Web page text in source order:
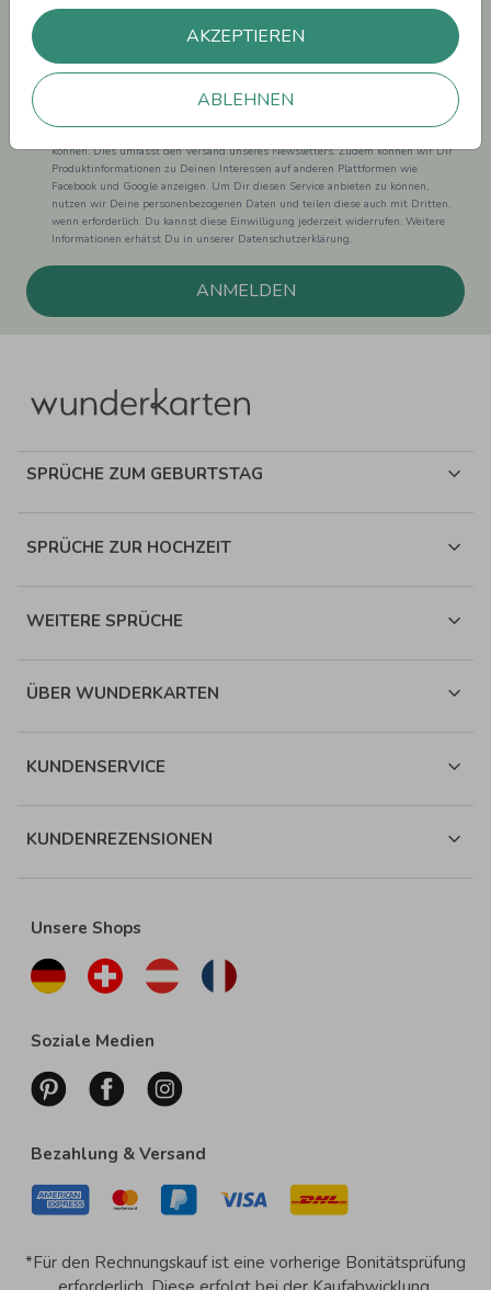
AKZEPTIEREN
ABLEHNEN
können. Dies umfasst den Versand unseres Newsletters. Zudem können wir Dir
Produktinformationen zu Deinen Interessen auf anderen Plattformen wie
Facebook und Google anzeigen. Um Dir diesen Service anbieten zu können,
nutzen wir Deine personenbezogenen Daten und teilen diese auch mit Dritten,
wenn erforderlich. Du kannst diese Einwilligung jederzeit widerrufen. Weitere
Informationen erhätst Du in unserer Datenschutzerklärung.
ANMELDEN
SPRÜCHE ZUM GEBURTSTAG
SPRÜCHE ZUR HOCHZEIT
WEITERE SPRÜCHE
ÜBER WUNDERKARTEN
KUNDENSERVICE
KUNDENREZENSIONEN
Unsere Shops
Soziale Medien
Bezahlung & Versand
*Für den Rechnungskauf ist eine vorherige Bonitätsprüfung